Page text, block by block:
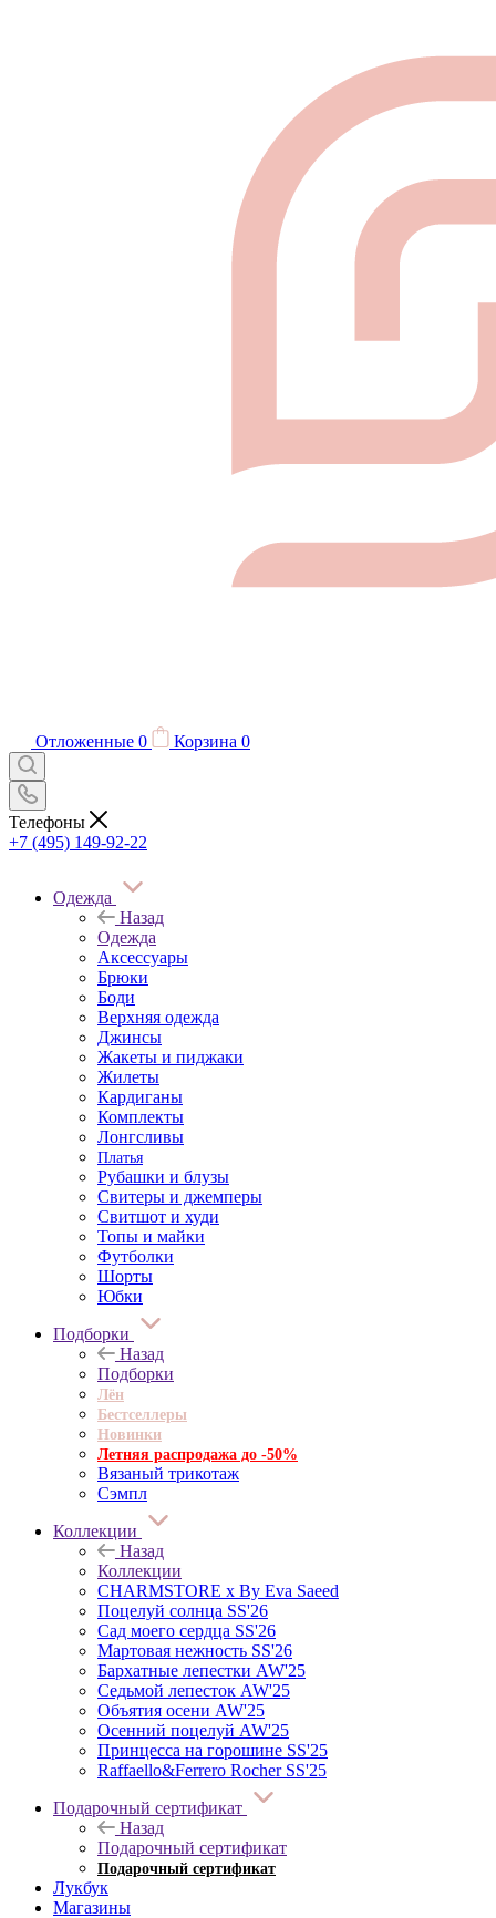
Отложенные 0 Корзина 0
Телефоны
+7 (495) 149-92-22
Одежда
Назад
Одежда
Аксессуары
Брюки
Боди
Верхняя одежда
Джинсы
Жакеты и пиджаки
Жилеты
Кардиганы
Комплекты
Лонгсливы
Платья
Рубашки и блузы
Свитеры и джемперы
Свитшот и худи
Топы и майки
Футболки
Шорты
Юбки
Подборки
Назад
Подборки
Лён
Бестселлеры
Новинки
Летняя распродажа до -50%
Вязаный трикотаж
Сэмпл
Коллекции
Назад
Коллекции
CHARMSTORE х By Eva Saeed
Поцелуй солнца SS'26
Сад моего сердца SS'26
Мартовая нежность SS'26
Бархатные лепестки AW'25
Седьмой лепесток AW'25
Объятия осени AW'25
Осенний поцелуй AW'25
Принцесса на горошине SS'25
Raffaello&Ferrero Rocher SS'25
Подарочный сертификат
Назад
Подарочный сертификат
Подарочный сертификат
Лукбук
Магазины